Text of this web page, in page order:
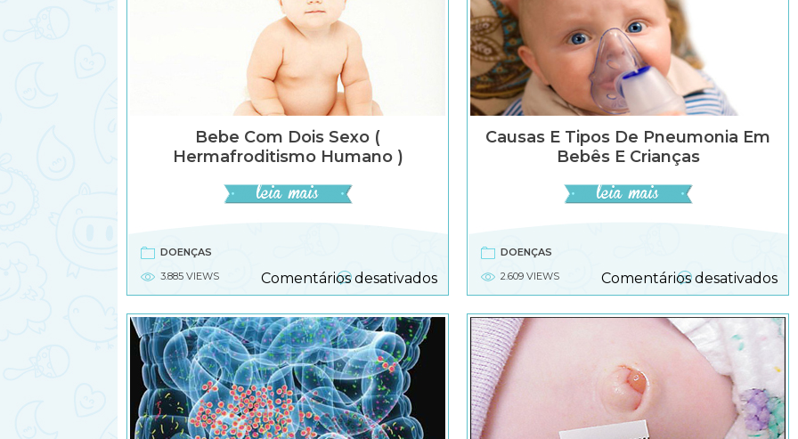
Bebe Com Dois Sexo (
Hermafroditismo Humano )
DOENÇAS
3.885 VIEWS
Comentários desativadosem
Bebe
com
hermafroditismo
humano
Causas E Tipos De Pneumonia Em
Bebês E Crianças
DOENÇAS
2.609 VIEWS
Comentários desativadosem
e
de
e